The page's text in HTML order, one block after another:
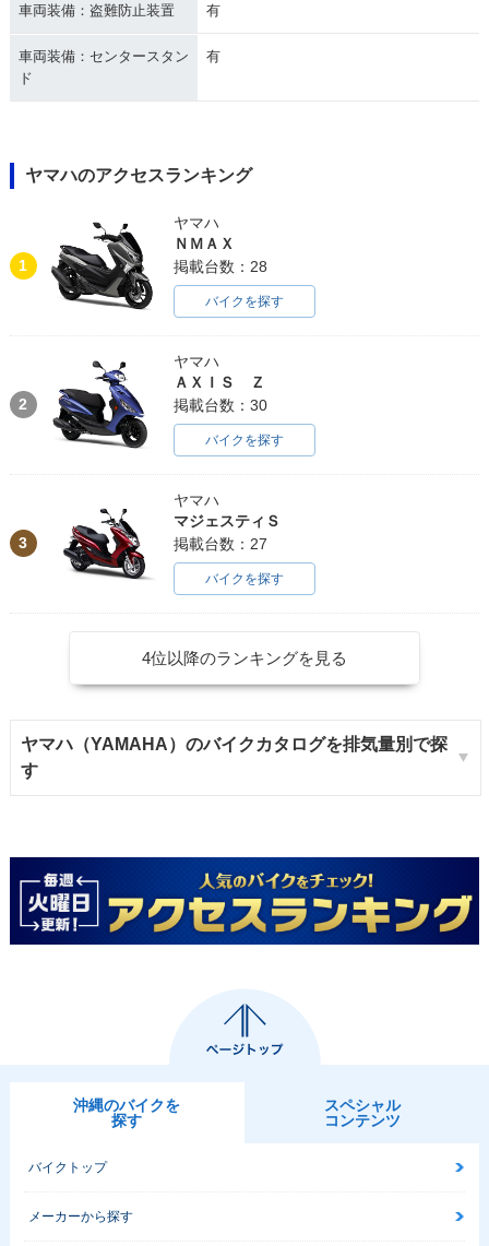
車両装備：盗難防止装置 有
車両装備：センタースタン
ド
有
ヤマハのアクセスランキング
1
ヤマハ
ＮＭＡＸ
掲載台数：28
バイクを探す
2
ヤマハ
ＡＸＩＳ Ｚ
掲載台数：30
バイクを探す
3
ヤマハ
マジェスティＳ
掲載台数：27
バイクを探す
4位以降のランキングを見る
ヤマハ（YAMAHA）のバイクカタログを排気量別で探
す
沖縄のバイクを
探す
スペシャル
コンテンツ
バイクトップ
メーカーから探す